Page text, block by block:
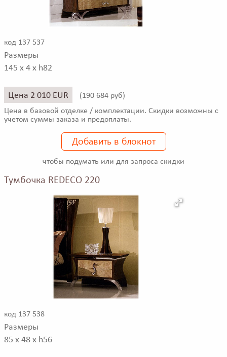
код 137 537
Размеры
145 x 4 x h82
Цена 2 010 EUR (190 684 руб)
Цена в базовой отделке / комплектации. Скидки возможны с
учетом суммы заказа и предоплаты.
Добавить в блокнот
чтобы подумать или для запроса скидки
Тумбочка REDECO 220
код 137 538
Размеры
85 x 48 x h56